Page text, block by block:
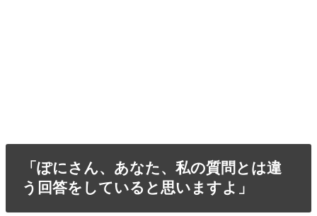
「ぽにさん、あなた、私の質問とは違
う回答をしていると思いますよ」